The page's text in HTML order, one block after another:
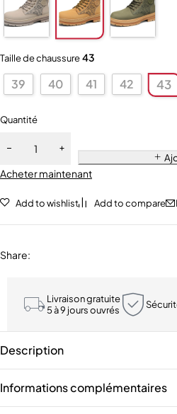
Taille de chaussure43
39 40 41 42 43
Quantité
Acheter maintenant
Add to wishlist Add to compare
Share:
Livraison gratuite
5 à 9 jours ouvrés
Description
Informations complémentaires